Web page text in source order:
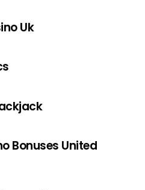
Uk
Bonuses United